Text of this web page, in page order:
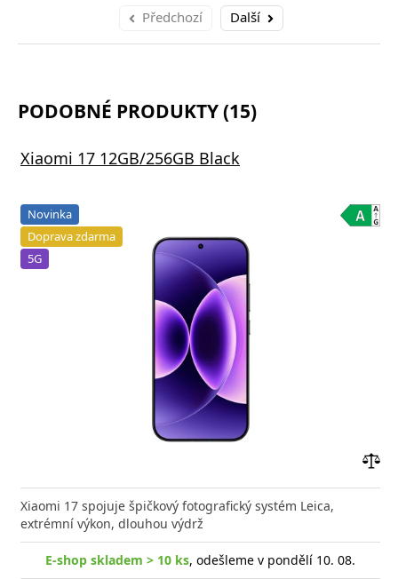
Předchozí Další
PODOBNÉ PRODUKTY (15)
Xiaomi 17 12GB/256GB Black
Novinka
Doprava zdarma
5G
Xiaomi 17 spojuje špičkový fotografický systém Leica,
extrémní výkon, dlouhou výdrž
E-shop skladem > 10 ks, odešleme v pondělí 10. 08.